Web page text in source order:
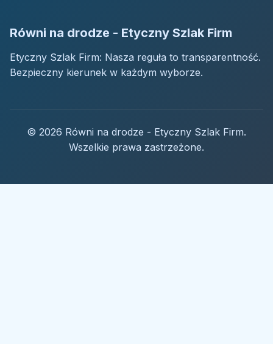
Równi na drodze - Etyczny Szlak Firm
Etyczny Szlak Firm: Nasza reguła to transparentność.
Bezpieczny kierunek w każdym wyborze.
© 2026 Równi na drodze - Etyczny Szlak Firm.
Wszelkie prawa zastrzeżone.